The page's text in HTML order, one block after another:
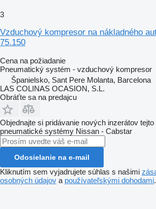
3
Vzduchový kompresor na nákladného
75.150
Cena na požiadanie
Pneumatický systém - vzduchový kompresor
Španielsko, Sant Pere Molanta, Barcelona
LAS COLINAS OCASION, S.L.
Obráťte sa na predajcu
Objednajte si pridávanie nových inzerátov
pneumatické systémy Nissan - Cabstar
Odosielanie na e-mail
Kliknutím sem vyjadrujete súhlas s našimi
osobných údajov a používateľskými dohodami.